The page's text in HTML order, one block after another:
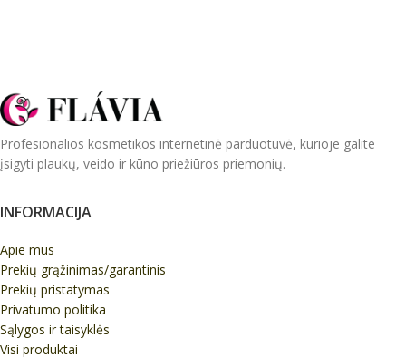
Profesionalios kosmetikos internetinė parduotuvė, kurioje galite
įsigyti plaukų, veido ir kūno priežiūros priemonių.
INFORMACIJA
Apie mus
Prekių grąžinimas/garantinis
Prekių pristatymas
Privatumo politika
Sąlygos ir taisyklės
Visi produktai